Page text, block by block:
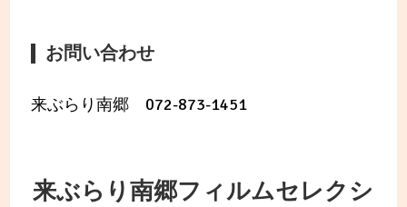
お問い合わせ
来ぶらり南郷 072-873-1451
来ぶらり南郷フィルムセレクシ